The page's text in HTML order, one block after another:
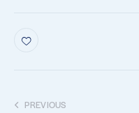
PREVIOUS